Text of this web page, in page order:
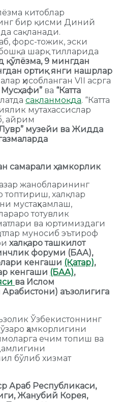
китоблар
бир қисми Диний
сақланади.
форс-тожик, эски
шарқ тилларида
қўлёзма, 9 мингдан
ортиқ янги нашрлар
ҳисобланган VII асрга
Мусҳафи” ва “Катта
сақланмоқда. “Катта
мутахассислар
айрим
музейи ва Жидда
самарали ҳамкорлик
жанобларининг
халқлар
мустаҳкамлаш,
тотувлик
ва юртимиздаги
муносиб эътироф
халқаро ташкилот
форуми (БАА),
кенгаши (Қатар),
кенгаши (БАА),
ва Ислом
Арабистони) аъзолигига
Ўзбекистоннинг
ҳамкорлигини
ечим топиш ва
бўлиб хизмат
Араб Республикаси,
Жанубий Корея,